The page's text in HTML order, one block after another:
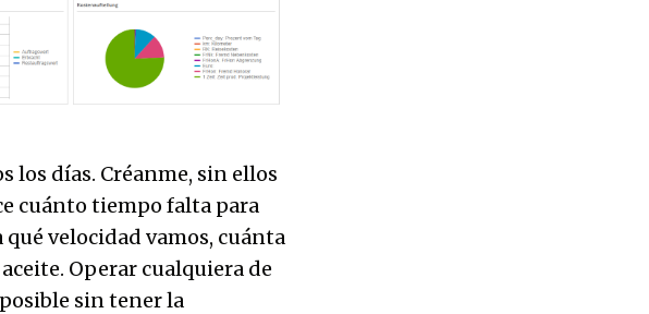
los días. Créanme, sin ellos
cuánto tiempo falta para
velocidad vamos, cuánta
Operar cualquiera de
sin tener la